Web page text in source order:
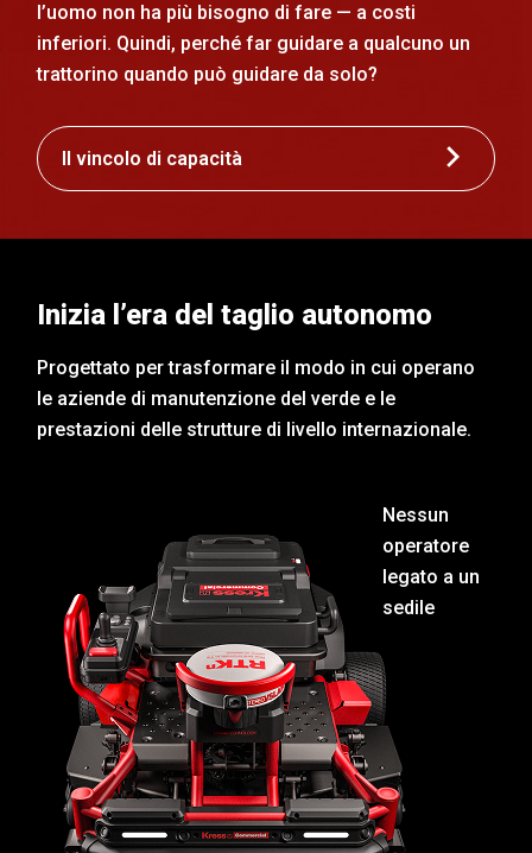
l’uomo non ha più bisogno di fare — a costi
inferiori. Quindi, perché far guidare a qualcuno un
trattorino quando può guidare da solo?
Il vincolo di capacità
Inizia l’era del taglio autonomo
Progettato per trasformare il modo in cui operano
le aziende di manutenzione del verde e le
prestazioni delle strutture di livello internazionale.
Nessun
operatore
legato a un
sedile